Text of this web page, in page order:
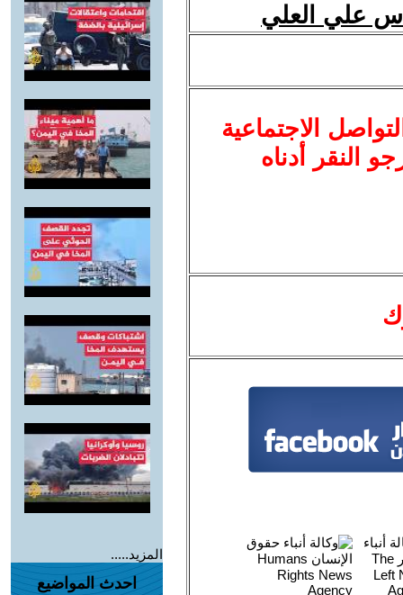
علي العلي
الاجتماعية
النقر أدناه
المزيد.....
احدث المواضيع